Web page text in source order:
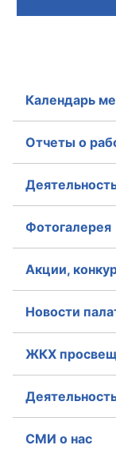
оказания
О Палате
Структура
Комиссии
Документы
Регламент
Календарь
Отчеты о
Фотогалерея
Акции,
Новости
ЖКХ
СМИ о нас